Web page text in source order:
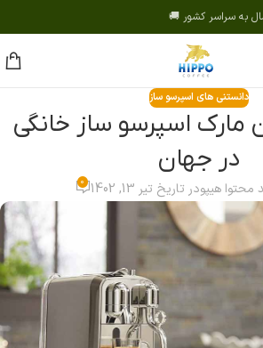
دانستنی های اسپرسو ساز
مارک اسپرسو ساز خانگی
در جهان
محتوا هیپودر تاریخ تیر 13, 1402 0